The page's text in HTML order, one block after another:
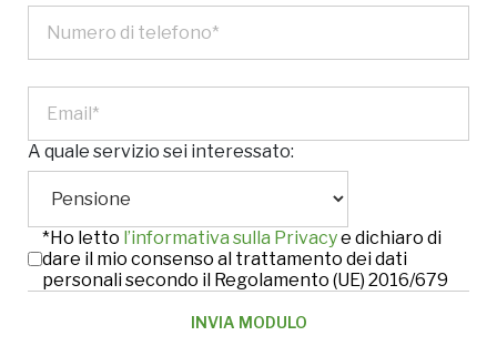
A quale servizio sei interessato:
*Ho letto l’informativa sulla Privacye dichiaro di
dare il mio consenso al trattamento dei dati
personali secondo il Regolamento (UE) 2016/679